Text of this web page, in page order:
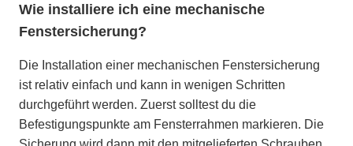
Wie installiere ich eine mechanische
Fenstersicherung?
Die Installation einer mechanischen Fenstersicherung
ist relativ einfach und kann in wenigen Schritten
durchgeführt werden. Zuerst solltest du die
Befestigungspunkte am Fensterrahmen markieren. Die